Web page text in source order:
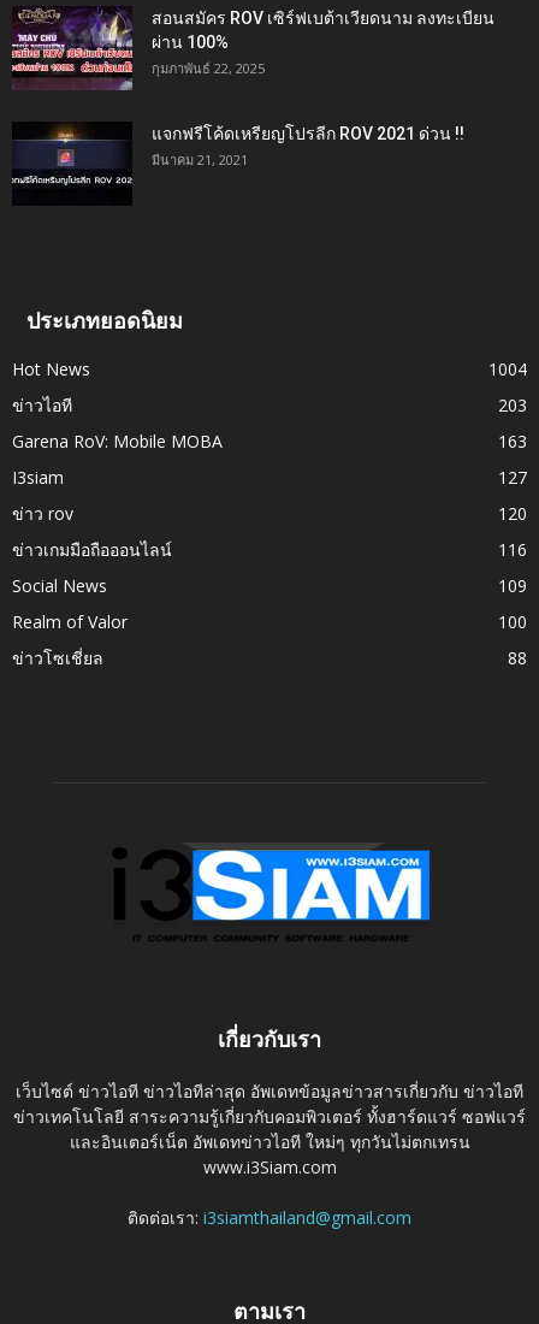
สอนสมัคร ROV เซิร์ฟเบต้าเวียดนาม ลงทะเบียน
ผ่าน 100%
กุมภาพันธ์ 22, 2025
แจกฟรีโค้ดเหรียญโปรลีก ROV 2021 ด่วน !!
มีนาคม 21, 2021
ประเภทยอดนิยม
Hot News
1004
ข่าวไอที
203
Garena RoV: Mobile MOBA
163
I3siam
127
ข่าว rov
120
ข่าวเกมมือถือออนไลน์
116
Social News
109
Realm of Valor
100
ข่าวโซเชี่ยล
88
เกี่ยวกับเรา
เว็บไซต์ ข่าวไอที ข่าวไอทีล่าสุด อัพเดทข้อมูลข่าวสารเกี่ยวกับ ข่าวไอที
ข่าวเทคโนโลยี สาระความรู้เกี่ยวกับคอมพิวเตอร์ ทั้งฮาร์ดแวร์ ซอฟแวร์
และอินเตอร์เน็ต อัพเดทข่าวไอที ใหม่ๆ ทุกวันไม่ตกเทรน
www.i3Siam.com
ติดต่อเรา: i3siamthailand@gmail.com
ตามเรา